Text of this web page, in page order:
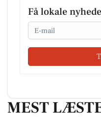
Få lokale
Email
MEST